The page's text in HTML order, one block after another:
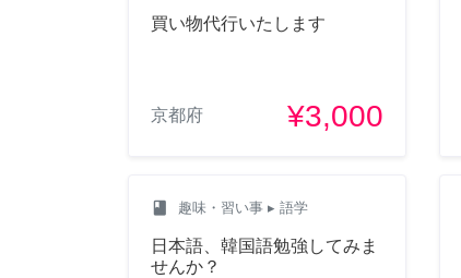
買い物代行いたします
京都府 ¥3,000
class 趣味・習い事 ▸ 語学
日本語、韓国語勉強してみま
せんか？